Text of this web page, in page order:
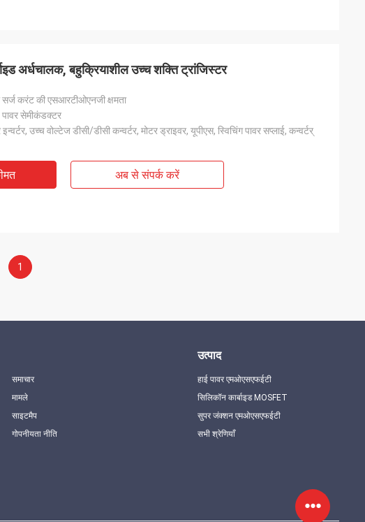
अर्धचालक, बहुक्रियाशील उच्च शक्ति ट्रांजिस्टर
सर्ज करंट की एसआरटीओएनजी क्षमता
पावर सेमीकंडक्टर
इन्वर्टर, उच्च वोल्टेज डीसी/डीसी कन्वर्टर, मोटर ड्राइवर, यूपीएस, स्विचिंग पावर सप्लाई, कन्वर्टर्
अब से संपर्क करें
1
समाचार
मामले
साइटमैप
गोपनीयता नीति
उत्पाद
हाई पावर एमओएसएफईटी
सिलिकॉन कार्बाइड MOSFET
सुपर जंक्शन एमओएसएफईटी
सभी श्रेणियाँ